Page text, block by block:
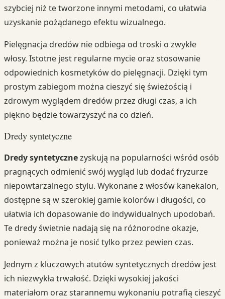
szybciej niż te tworzone innymi metodami, co ułatwia
uzyskanie pożądanego efektu wizualnego.
Pielęgnacja dredów nie odbiega od troski o zwykłe
włosy. Istotne jest regularne mycie oraz stosowanie
odpowiednich kosmetyków do pielęgnacji. Dzięki tym
prostym zabiegom można cieszyć się świeżością i
zdrowym wyglądem dredów przez długi czas, a ich
piękno będzie towarzyszyć na co dzień.
Dredy syntetyczne
Dredy syntetycznezyskują na popularności wśród osób
pragnących odmienić swój wygląd lub dodać fryzurze
niepowtarzalnego stylu. Wykonane z włosów kanekalon,
dostępne są w szerokiej gamie kolorów i długości, co
ułatwia ich dopasowanie do indywidualnych upodobań.
Te dredy świetnie nadają się na różnorodne okazje,
ponieważ można je nosić tylko przez pewien czas.
Jednym z kluczowych atutów syntetycznych dredów jest
ich niezwykła trwałość. Dzięki wysokiej jakości
materiałom oraz starannemu wykonaniu potrafią cieszyć